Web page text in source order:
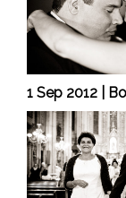
1 Sep 2012 |